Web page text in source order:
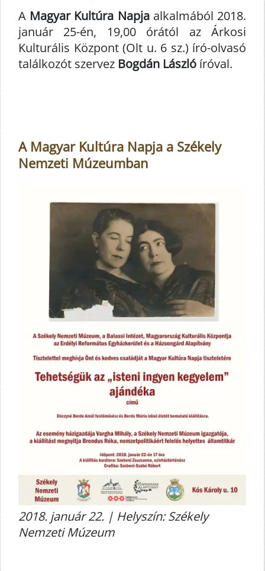
A Magyar Kultúra Napjaalkalmából 2018.
január 25-én, 19,00 órától az Árkosi
Kulturális Központ (Olt u. 6 sz.) író-olvasó
találkozót szervez Bogdán László íróval.
A Magyar Kultúra Napja a Székely
Nemzeti Múzeumban
2018. január 22. | Helyszín: Székely
Nemzeti Múzeum